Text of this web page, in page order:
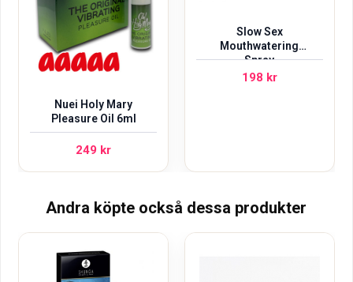
Nuei Holy Mary
Pleasure Oil 6ml
249 kr
Slow Sex
Mouthwatering
Spray
198 kr
Andra köpte också dessa produkter